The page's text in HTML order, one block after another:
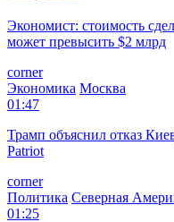
Экономист: стоимость
может превысить $2 млрд
corner
Экономика Москва
01:47
Трамп объяснил отказ
Patriot
corner
Политика Северная
01:25